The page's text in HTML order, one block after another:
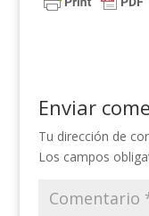
Enviar
Tu dirección de
Los campos